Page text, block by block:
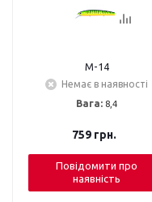
M-14
Немає в наявності
Вага: 8,4
759грн.
Повідомити про
наявність